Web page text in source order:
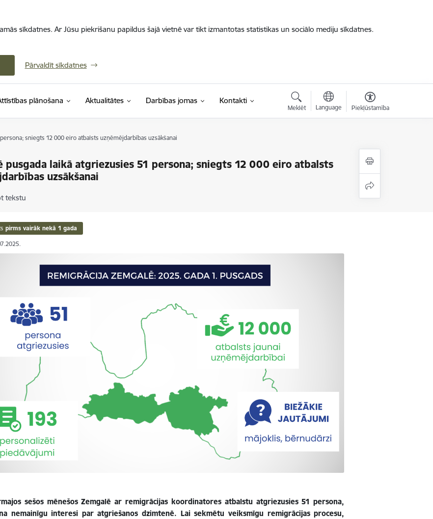
sīkdatnes. Ar Jūsu piekrišanu papildus šajā vietnē var tikt izmantotas statistikas un sociālo mediju sīkdatnes.
Pārvaldīt sīkdatnes
plānošana Aktualitātes Darbības jomas Kontakti
Meklēt Language Piekļūstamība
sniegts 12 000 eiro atbalsts uzņēmējdarbības uzsākšanai
pusgada laikā atgriezusies 51 persona; sniegts 12 000 eiro atbalsts
uzsākšanai
tekstu
pirms vairāk nekā 1 gada
sešos mēnešos Zemgalē ar remigrācijas koordinatores atbalstu atgriezusies 51 persona,
nemainīgu interesi par atgriešanos dzimtenē. Lai sekmētu veiksmīgu remigrācijas procesu,